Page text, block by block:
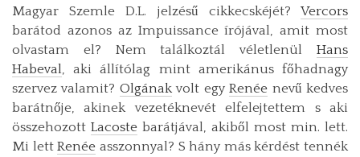
Magyar Szemle D.L. jelzésű cikkecskéjét? Vercors
barátod azonos az Impuissance írójával, amit most
olvastam el? Nem találkoztál véletlenül Hans
Habeval, aki állítólag mint amerikánus főhadnagy
szervez valamit? Olgánakvolt egyRenée nevű kedves
barátnője, akinek vezetéknevét elfelejtettem s aki
összehozott Lacoste barátjával, akiből most min. lett.
Mi lettRenée asszonnyal? S hány más kérdést tennék